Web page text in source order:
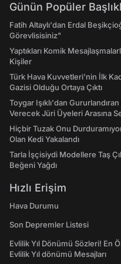
Günün Popüler
Fatih Altaylı'dan Erdal
Görevlisisiniz"
Yaptıkları Komik
Kişiler
Türk Hava Kuvvetleri'nin İlk
Gazisi Olduğu Ortaya Çıktı
Toygar Işıklı'dan
Verecek Jüri Üyeleri Arasına
Hiçbir Tuzak Onu
Olan Kedi Yakalandı
Tarla İşçisiydi Modellere Taş
Beğeni Yağdı
Hızlı Erişim
Hava Durumu
Son Depremler Listesi
Evlilik Yıl Dönümü Sözleri! En
Evlilik Yıl dönümü Mesajları